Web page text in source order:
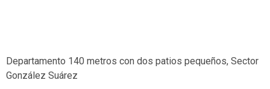
Departamento 140 metros con dos patios pequeños, Sector
González Suárez